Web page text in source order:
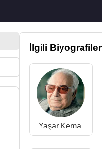
İlgili Biyografiler
Yaşar Kemal